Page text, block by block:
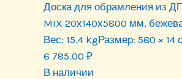
Доска для обрамления из
MIX 20х140х5800 мм,
Вес: 15.4 kgРазмер: 580 × 14
6 785.00 ₽
В наличии